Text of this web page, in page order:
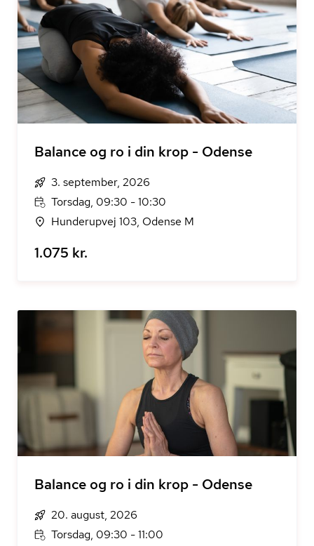
Balance og ro i din krop - Odense
3. september, 2026
Torsdag, 09:30 - 10:30
Hunderupvej 103, Odense M
1.075 kr.
Balance og ro i din krop - Odense
20. august, 2026
Torsdag, 09:30 - 11:00